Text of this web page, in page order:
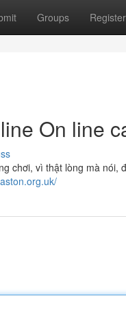
Groups Register
On line
chơi, vì thật lòng mà nói,